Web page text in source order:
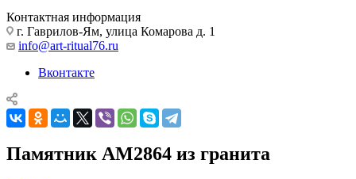
Контактная информация
г. Гаврилов-Ям, улица Комарова д. 1
info@art-ritual76.ru
Вконтакте
Памятник AM2864 из гранита